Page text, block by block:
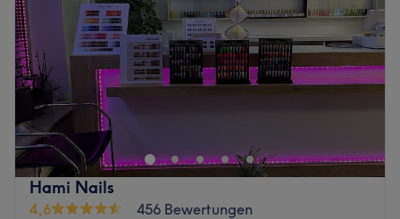
Hami Nails
4,6
456 Bewertungen